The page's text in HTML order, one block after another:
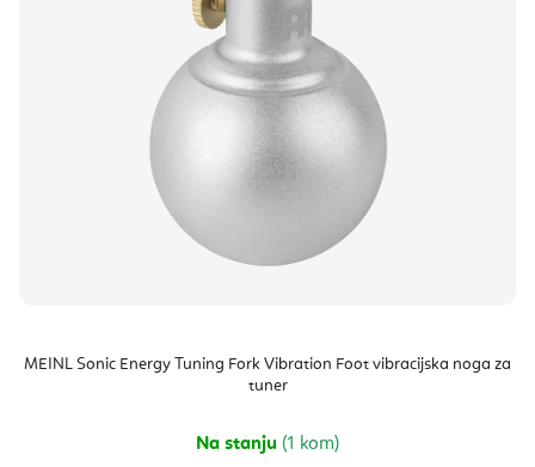
MEINL Sonic Energy Tuning Fork Vibration Foot vibracijska noga za
tuner
Na stanju (1 kom)